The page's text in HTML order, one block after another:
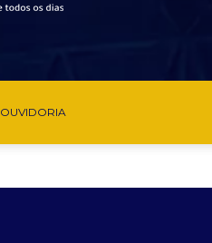
OUVIDORIA